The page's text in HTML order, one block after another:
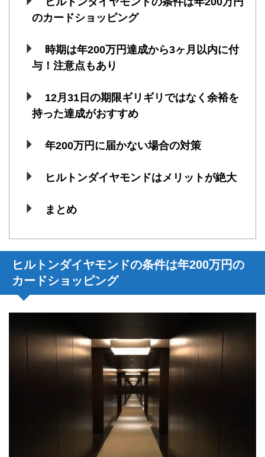
のカードショッピング
時期は年200万円達成から3ヶ月以内に付
与！注意点もあり
12月31日の期限ギリギリではなく余裕を
持った達成がおすすめ
年200万円に届かない場合の対策
ヒルトンダイヤモンドはメリットが絶大
まとめ
ヒルトンダイヤモンドの条件は年200万円の
カードショッピング